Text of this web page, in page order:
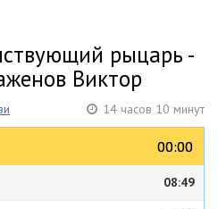
рыцарь -
Виктор
14 часов 10 минут
00:00
00:00
08:49